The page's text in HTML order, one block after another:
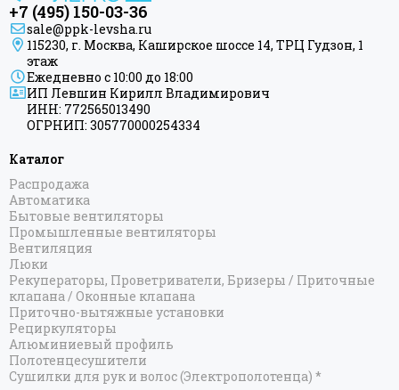
+7 (495) 150-03-36
sale@ppk-levsha.ru
115230, г. Москва, Каширское шоссе 14, ТРЦ Гудзон, 1
этаж
Ежедневно с 10:00 до 18:00
ИП Левшин Кирилл Владимирович
ИНН: 772565013490
ОГРНИП: 305770000254334
Каталог
Распродажа
Автоматика
Бытовые вентиляторы
Промышленные вентиляторы
Вентиляция
Люки
Рекуператоры, Проветриватели, Бризеры / Приточные
клапана / Оконные клапана
Приточно-вытяжные установки
Рециркуляторы
Алюминиевый профиль
Полотенцесушители
Сушилки для рук и волос (Электрополотенца) *